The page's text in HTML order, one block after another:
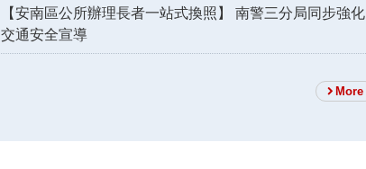
【安南區公所辦理長者一站式換照】 南警三分局同步強化
交通安全宣導
More